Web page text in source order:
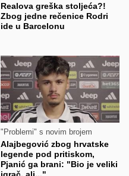
Realova greška stoljeća?!
Zbog jedne rečenice Rodri
ide u Barcelonu
"Problemi" s novim brojem
Alajbegović zbog hrvatske
legende pod pritiskom,
Pjanić ga brani: "Bio je veliki
igrač, ali..."